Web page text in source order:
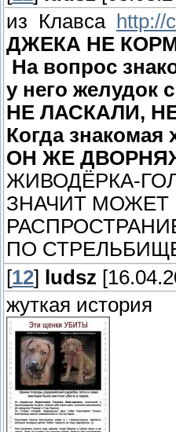
из Клавса
http://
ДЖЕКА НЕ
На вопрос
у него
НЕ ЛАСКАЛИ,
Когда знакомая
ОН ЖЕ
ЖИВОДЁРКА-
ЗНАЧИТ МОЖЕТ
ПО
[12] ludsz
жуткая история